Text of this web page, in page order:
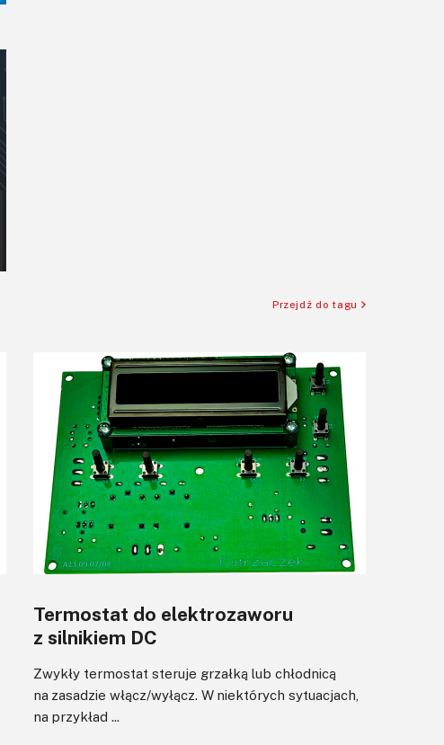
Przejdź do tagu
Termostat do elektrozaworu
z silnikiem DC
Zwykły termostat steruje grzałką lub chłodnicą
na zasadzie włącz/wyłącz. W niektórych sytuacjach,
na przykład ...